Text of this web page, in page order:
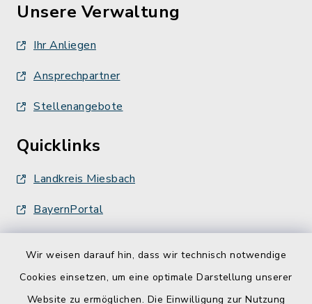
Wir weisen darauf hin, dass wir technisch notwendige
Cookies einsetzen, um eine optimale Darstellung unserer
Website zu ermöglichen. Die Einwilligung zur Nutzung
Unsere Verwaltung
Ihr Anliegen
Ansprechpartner
Stellenangebote
Quicklinks
Landkreis Miesbach
BayernPortal